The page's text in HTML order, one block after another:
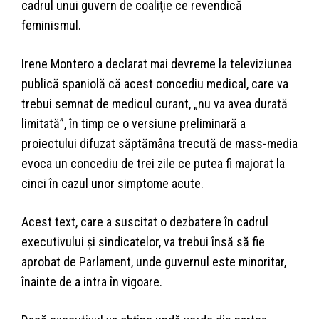
cadrul unui guvern de coaliţie ce revendică
feminismul.
Irene Montero a declarat mai devreme la televiziunea
publică spaniolă că acest concediu medical, care va
trebui semnat de medicul curant, „nu va avea durată
limitată”, în timp ce o versiune preliminară a
proiectului difuzat săptămâna trecută de mass-media
evoca un concediu de trei zile ce putea fi majorat la
cinci în cazul unor simptome acute.
Acest text, care a suscitat o dezbatere în cadrul
executivului şi sindicatelor, va trebui însă să fie
aprobat de Parlament, unde guvernul este minoritar,
înainte de a intra în vigoare.